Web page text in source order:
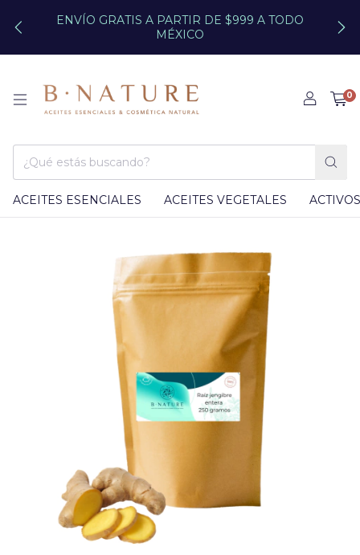
ENVÍO GRATIS A PARTIR DE $999 A TODO
MÉXICO
0
ACEITES ESENCIALES ACEITES VEGETALES